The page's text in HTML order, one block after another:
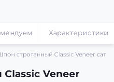
строганный Classic Veneer
Veneer
Характеристики